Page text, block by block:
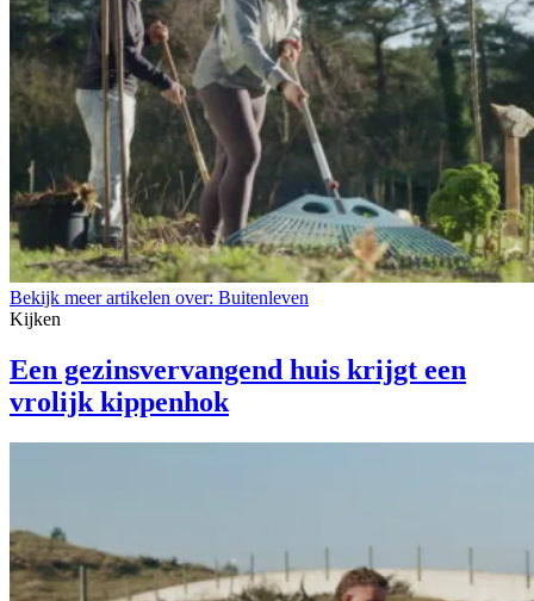
Bekijk meer artikelen over: Buitenleven
Kijken
Een gezinsvervangend huis krijgt een
vrolijk kippenhok